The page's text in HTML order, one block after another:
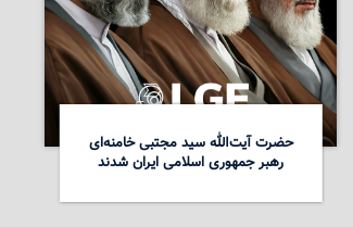
حضرت آیت‌الله سید مجتبی خامنه‌ای
رهبر جمهوری اسلامی ایران شدند